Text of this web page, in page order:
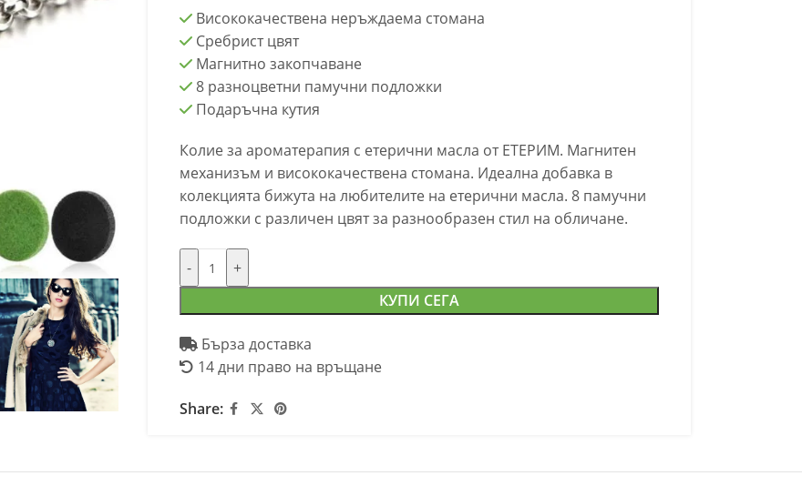
Висококачествена неръждаема стомана
Сребрист цвят
Магнитно закопчаване
8 разноцветни памучни подложки
Подаръчна кутия
Колие за ароматерапия с етерични масла от ЕТЕРИМ. Магнитен
механизъм и висококачествена стомана. Идеална добавка в
колекцията бижута на любителите на етерични масла. 8 памучни
подложки с различен цвят за разнообразен стил на обличане.
-
+
КУПИ СЕГА
Бърза доставка
14 дни право на връщане
Share: